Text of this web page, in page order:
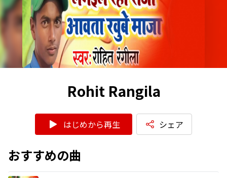
Rohit Rangila
はじめから再生 シェア
おすすめの曲